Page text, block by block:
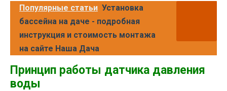
Популярные статьи Установка
бассейна на даче - подробная
инструкция и стоимость монтажа
на сайте Наша Дача
Принцип работы датчика давления
воды